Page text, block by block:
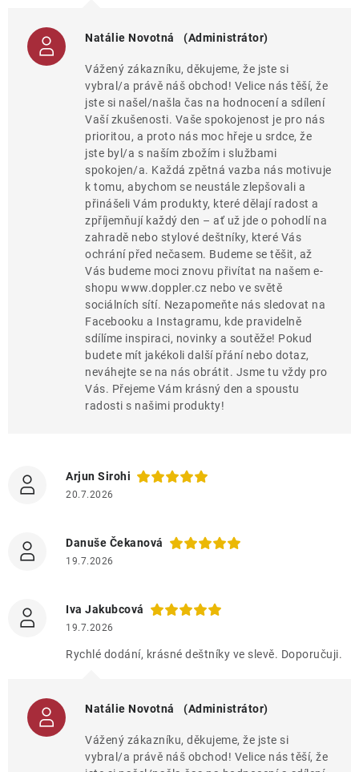
Natálie Novotná (Administrátor)
Vážený zákazníku, děkujeme, že jste si
vybral/a právě náš obchod! Velice nás těší, že
jste si našel/našla čas na hodnocení a sdílení
Vaší zkušenosti. Vaše spokojenost je pro nás
prioritou, a proto nás moc hřeje u srdce, že
jste byl/a s naším zbožím i službami
spokojen/a. Každá zpětná vazba nás motivuje
k tomu, abychom se neustále zlepšovali a
přinášeli Vám produkty, které dělají radost a
zpříjemňují každý den – ať už jde o pohodlí na
zahradě nebo stylové deštníky, které Vás
ochrání před nečasem. Budeme se těšit, až
Vás budeme moci znovu přivítat na našem e-
shopu www.doppler.cz nebo ve světě
sociálních sítí. Nezapomeňte nás sledovat na
Facebooku a Instagramu, kde pravidelně
sdílíme inspiraci, novinky a soutěže! Pokud
budete mít jakékoli další přání nebo dotaz,
neváhejte se na nás obrátit. Jsme tu vždy pro
Vás. Přejeme Vám krásný den a spoustu
radosti s našimi produkty!
Arjun Sirohi
20.7.2026
Danuše Čekanová
19.7.2026
Iva Jakubcová
19.7.2026
Rychlé dodání, krásné deštníky ve slevě. Doporučuji.
Natálie Novotná (Administrátor)
Vážený zákazníku, děkujeme, že jste si
vybral/a právě náš obchod! Velice nás těší, že